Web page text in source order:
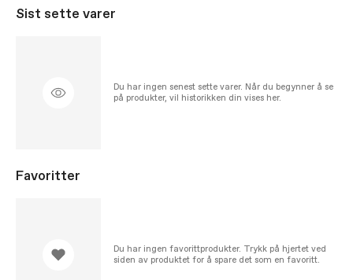
Sist sette varer
Du har ingen senest sette varer. Når du begynner å se
på produkter, vil historikken din vises her.
Favoritter
Du har ingen favorittprodukter. Trykk på hjertet ved
siden av produktet for å spare det som en favoritt.